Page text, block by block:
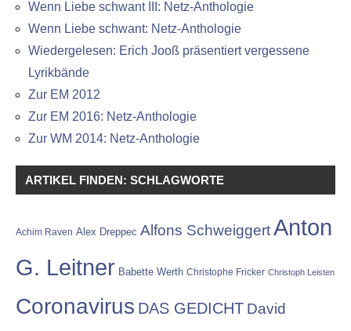
Wenn Liebe schwant III: Netz-Anthologie
Wenn Liebe schwant: Netz-Anthologie
Wiedergelesen: Erich Jooß präsentiert vergessene
Lyrikbände
Zur EM 2012
Zur EM 2016: Netz-Anthologie
Zur WM 2014: Netz-Anthologie
ARTIKEL FINDEN: SCHLAGWORTE
Achim Raven Alex Dreppec Alfons SchweiggertAnton
G. Leitner Babette Werth Christophe Fricker Christoph Leisten
Coronavirus DAS GEDICHT David